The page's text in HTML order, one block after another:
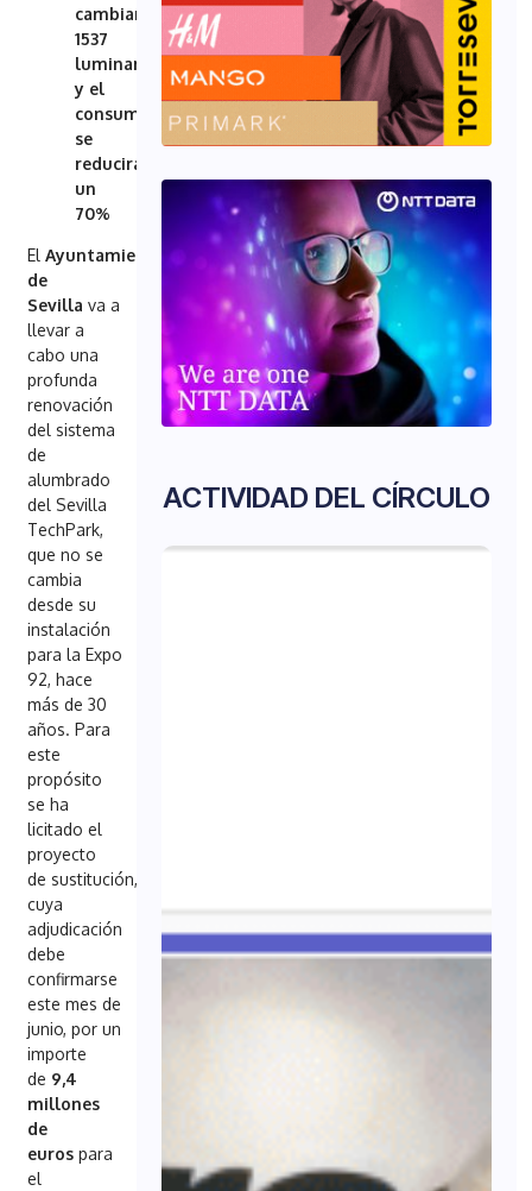
cambiarán
1537
luminarias
y el
consumo
se
reducirá
un
70%
ElAyuntamiento
de
Sevilla va a
llevar a
cabo una
profunda
renovación
del sistema
de
alumbrado
del Sevilla
TechPark,
que no se
cambia
desde su
instalación
para la Expo
92, hace
más de 30
años. Para
este
propósito
se ha
licitado el
proyecto
de sustitución,
cuya
adjudicación
debe
confirmarse
este mes de
junio, por un
importe
de 9,4
millones
de
euros para
el
ACTIVIDAD DEL CÍRCULO